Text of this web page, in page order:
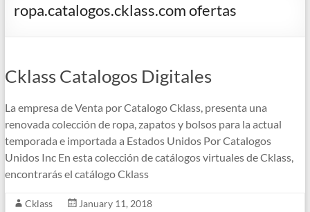
y
Estrellas
ropa.catalogos.cklass.com ofertas
Cklass Catalogos Digitales
La empresa de Venta por Catalogo Cklass, presenta una
renovada colección de ropa, zapatos y bolsos para la actual
temporada e importada a Estados Unidos Por Catalogos
Unidos Inc En esta colección de catálogos virtuales de Cklass,
encontrarás el catálogo Cklass
Cklass
January 11, 2018